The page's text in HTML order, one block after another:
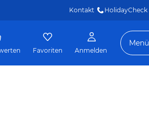
Kontakt HolidayCheck
Favoriten Anmelden
Menü